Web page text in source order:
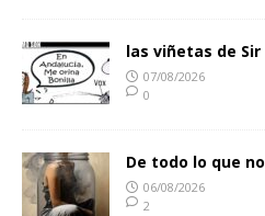
las viñetas de Sir
07/08/2026
0
De todo lo que
06/08/2026
2